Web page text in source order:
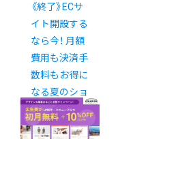
《終了》ECサ
イト開設する
なら今！ 月額
費用も決済手
数料もお得に
なる夏のショ
ップ応援キャ
ンペーン